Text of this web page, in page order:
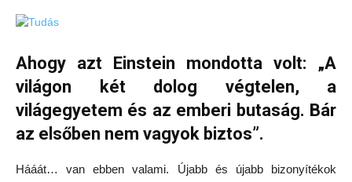
Ahogy azt Einstein mondotta volt: „A
világon két dolog végtelen, a
világegyetem és az emberi butaság. Bár
az elsőben nem vagyok biztos”.
Hááát… van ebben valami. Újabb és újabb bizonyítékok